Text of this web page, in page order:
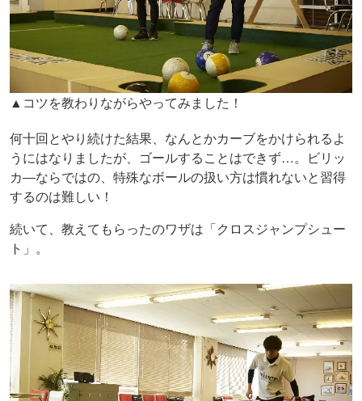
▲コツを教わりながらやってみました！
何十回とやり続けた結果、なんとかカーブをかけられるよ
うにはなりましたが、ゴールすることはできず…。ビリッ
カ―ならではの、特殊なボールの扱い方は慣れないと習得
するのは難しい！
続いて、教えてもらったのワザは「クロスジャンプシュー
ト」。